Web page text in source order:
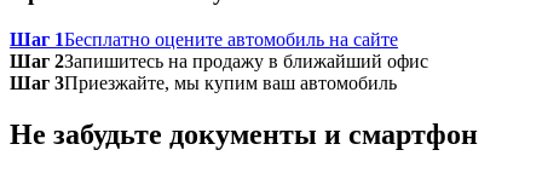
Шаг 1Бесплатно оцените автомобиль на сайте
Шаг 2Запишитесь на продажу в ближайший офис
Шаг 3Приезжайте, мы купим ваш автомобиль
Не забудьте документы и смартфон